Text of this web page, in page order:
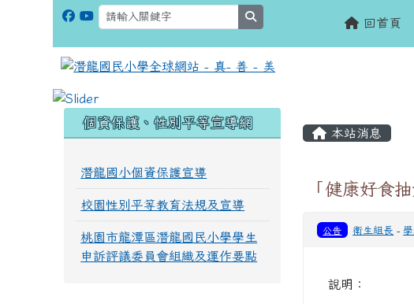
回首頁
本站消息
「健康好食
公告 衛生組長 -
說明：
個資保護、性別平等宣導網
潛龍國小個資保護宣導
校園性別平等教育法規及宣導
桃園市龍潭區潛龍國民小學學生
申訴評議委員會組織及運作要點